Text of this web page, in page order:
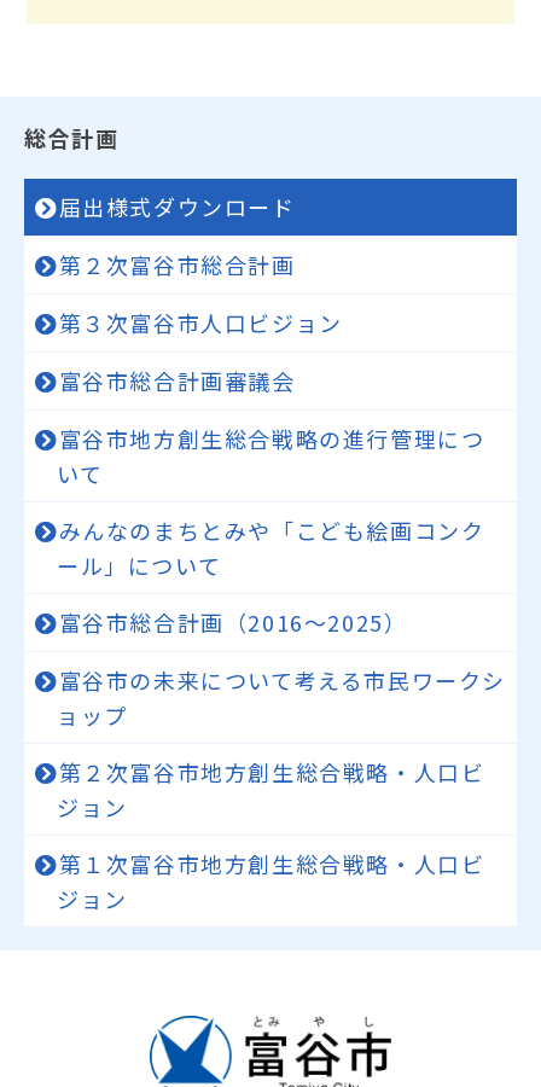
総合計画
届出様式ダウンロード
第２次富谷市総合計画
第３次富谷市人口ビジョン
富谷市総合計画審議会
富谷市地方創生総合戦略の進行管理につ
いて
みんなのまちとみや「こども絵画コンク
ール」について
富谷市総合計画（2016～2025）
富谷市の未来について考える市民ワークシ
ョップ
第２次富谷市地方創生総合戦略・人口ビ
ジョン
第１次富谷市地方創生総合戦略・人口ビ
ジョン